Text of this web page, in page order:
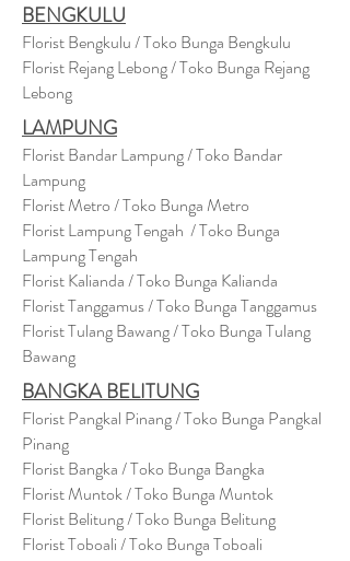
BENGKULU
Florist Bengkulu / Toko Bunga Bengkulu
Florist Rejang Lebong / Toko Bunga Rejang
Lebong
LAMPUNG
Florist Bandar Lampung / Toko Bandar
Lampung
Florist Metro / Toko Bunga Metro
Florist Lampung Tengah / Toko Bunga
Lampung Tengah
Florist Kalianda / Toko Bunga Kalianda
Florist Tanggamus / Toko Bunga Tanggamus
Florist Tulang Bawang / Toko Bunga Tulang
Bawang
BANGKA BELITUNG
Florist Pangkal Pinang / Toko Bunga Pangkal
Pinang
Florist Bangka / Toko Bunga Bangka
Florist Muntok / Toko Bunga Muntok
Florist Belitung / Toko Bunga Belitung
Florist Toboali / Toko Bunga Toboali